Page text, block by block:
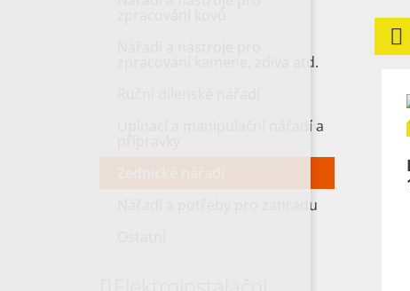
zpracování kamene, zdiva atd.
Upínací a manipulační nářadí a
Nářadí a potřeby pro zahradu